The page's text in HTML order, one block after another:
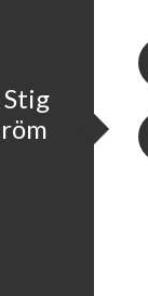
Stig